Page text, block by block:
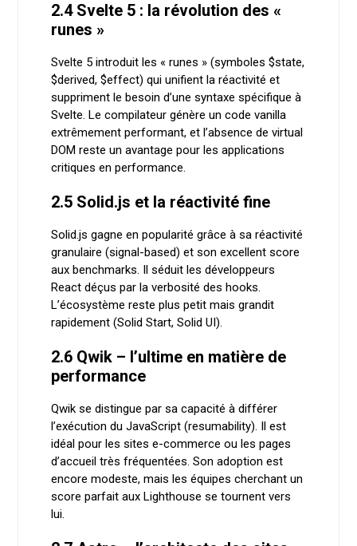
2.4 Svelte 5 : la révolution des «
runes »
Svelte 5 introduit les « runes » (symboles $state,
$derived, $effect) qui unifient la réactivité et
suppriment le besoin d’une syntaxe spécifique à
Svelte. Le compilateur génère un code vanilla
extrêmement performant, et l’absence de virtual
DOM reste un avantage pour les applications
critiques en performance.
2.5 Solid.js et la réactivité fine
Solid.js gagne en popularité grâce à sa réactivité
granulaire (signal-based) et son excellent score
aux benchmarks. Il séduit les développeurs
React déçus par la verbosité des hooks.
L’écosystème reste plus petit mais grandit
rapidement (Solid Start, Solid UI).
2.6 Qwik – l’ultime en matière de
performance
Qwik se distingue par sa capacité à différer
l’exécution du JavaScript (resumability). Il est
idéal pour les sites e-commerce ou les pages
d’accueil très fréquentées. Son adoption est
encore modeste, mais les équipes cherchant un
score parfait aux Lighthouse se tournent vers
lui.